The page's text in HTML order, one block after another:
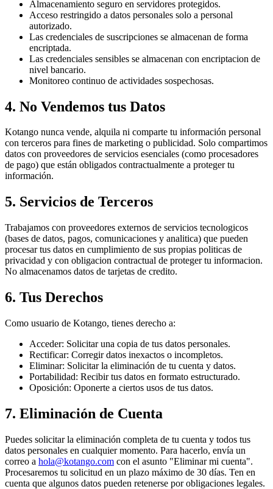
Almacenamiento seguro en servidores protegidos.
Acceso restringido a datos personales solo a personal
autorizado.
Las credenciales de suscripciones se almacenan de forma
encriptada.
Las credenciales sensibles se almacenan con encriptacion de
nivel bancario.
Monitoreo continuo de actividades sospechosas.
4. No Vendemos tus Datos
Kotango nunca vende, alquila ni comparte tu información personal
con terceros para fines de marketing o publicidad. Solo compartimos
datos con proveedores de servicios esenciales (como procesadores
de pago) que están obligados contractualmente a proteger tu
información.
5. Servicios de Terceros
Trabajamos con proveedores externos de servicios tecnologicos
(bases de datos, pagos, comunicaciones y analitica) que pueden
procesar tus datos en cumplimiento de sus propias politicas de
privacidad y con obligacion contractual de proteger tu informacion.
No almacenamos datos de tarjetas de credito.
6. Tus Derechos
Como usuario de Kotango, tienes derecho a:
Acceder: Solicitar una copia de tus datos personales.
Rectificar: Corregir datos inexactos o incompletos.
Eliminar: Solicitar la eliminación de tu cuenta y datos.
Portabilidad: Recibir tus datos en formato estructurado.
Oposición: Oponerte a ciertos usos de tus datos.
7. Eliminación de Cuenta
Puedes solicitar la eliminación completa de tu cuenta y todos tus
datos personales en cualquier momento. Para hacerlo, envía un
correo a hola@kotango.com con el asunto "Eliminar mi cuenta".
Procesaremos tu solicitud en un plazo máximo de 30 días. Ten en
cuenta que algunos datos pueden retenerse por obligaciones legales.